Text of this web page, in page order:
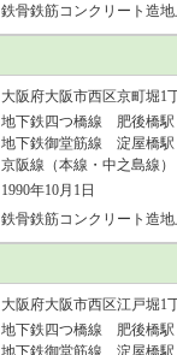
鉄骨鉄筋コンクリート造
大阪府大阪市西区京町堀1
地下鉄四つ橋線 肥後橋
地下鉄御堂筋線 淀屋橋
京阪線（本線・中之島線
1990年10月1日
鉄骨鉄筋コンクリート造
大阪府大阪市西区江戸堀1
地下鉄四つ橋線 肥後橋
地下鉄御堂筋線 淀屋橋